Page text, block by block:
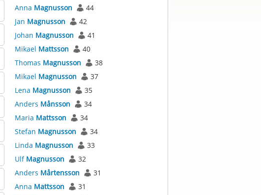
Anna Magnusson
44
Jan Magnusson
42
Johan Magnusson
41
Mikael Mattsson
40
Thomas Magnusson
38
Mikael Magnusson
37
Lena Magnusson
35
Anders Månsson
34
Maria Mattsson
34
Stefan Magnusson
34
Linda Magnusson
33
Ulf Magnusson
32
Anders Mårtensson
31
Anna Mattsson
31